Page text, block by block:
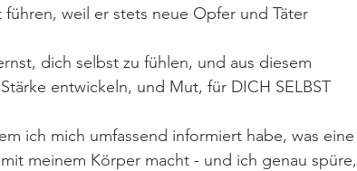
weil er stets neue Opfer und Täter
dich selbst zu fühlen, und aus diesem
entwickeln, und Mut, für DICH SELBST
ich mich umfassend informiert habe, was eine
meinem Körper macht - und ich genau spüre,